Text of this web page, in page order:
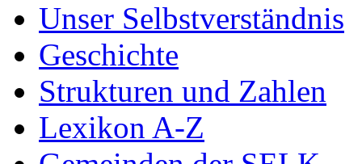
Unser Selbstverständnis
Geschichte
Strukturen und Zahlen
Lexikon A-Z